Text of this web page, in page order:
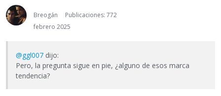
Breogán
Publicaciones: 772
febrero 2025
@ggl007 dijo:
Pero, la pregunta sigue en pie, ¿alguno de esos marca
tendencia?